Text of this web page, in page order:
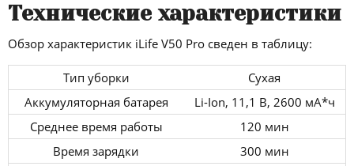
Технические характеристики
Обзор характеристик iLife V50 Pro сведен в таблицу:
Тип уборки
Сухая
Аккумуляторная батарея
Li-Ion, 11,1 В, 2600 мА*ч
Среднее время работы
120 мин
Время зарядки
300 мин